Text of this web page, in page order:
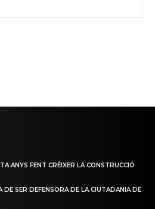
ANYS FENT CRÉIXER LA CONSTRUCCIÓ
DE SER DEFENSORA DE LA CIUTADANIA DE